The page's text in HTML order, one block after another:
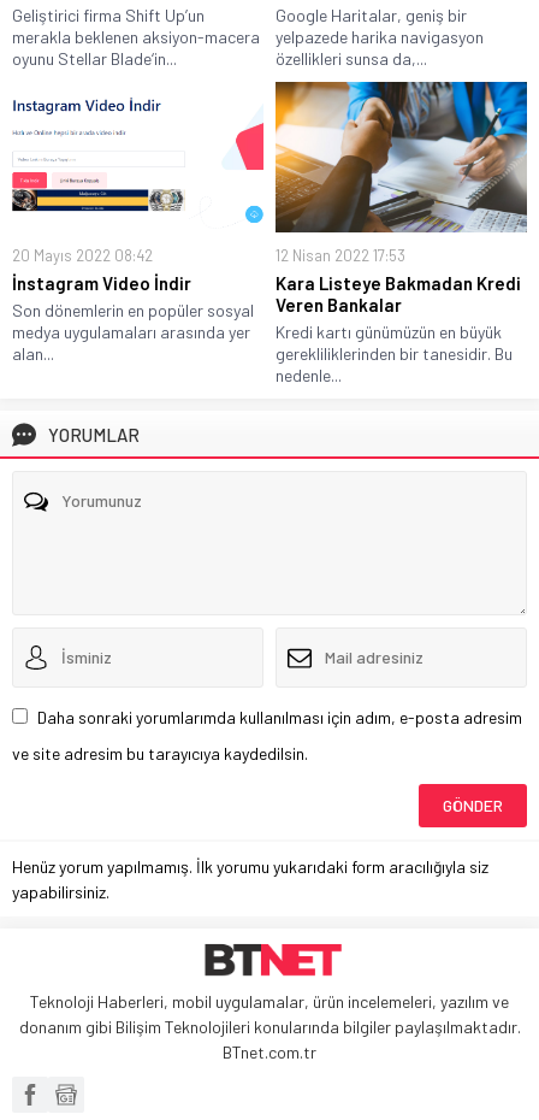
Geliştirici firma Shift Up’un
merakla beklenen aksiyon-macera
oyunu Stellar Blade‘in...
Google Haritalar, geniş bir
yelpazede harika navigasyon
özellikleri sunsa da,...
20 Mayıs 2022 08:42
İnstagram Video İndir
Son dönemlerin en popüler sosyal
medya uygulamaları arasında yer
alan...
12 Nisan 2022 17:53
Kara Listeye Bakmadan Kredi
Veren Bankalar
Kredi kartı günümüzün en büyük
gerekliliklerinden bir tanesidir. Bu
nedenle...
YORUMLAR
Daha sonraki yorumlarımda kullanılması için adım, e-posta adresim
ve site adresim bu tarayıcıya kaydedilsin.
Henüz yorum yapılmamış. İlk yorumu yukarıdaki form aracılığıyla siz
yapabilirsiniz.
Teknoloji Haberleri, mobil uygulamalar, ürün incelemeleri, yazılım ve
donanım gibi Bilişim Teknolojileri konularında bilgiler paylaşılmaktadır.
BTnet.com.tr